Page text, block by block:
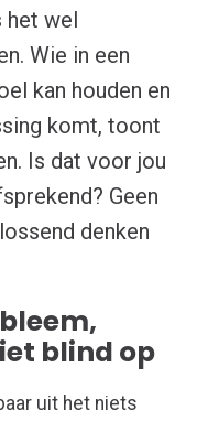
het wel
Wie in een
kan houden en
komt, toont
Is dat voor jou
Geen
denken
blind op
uit het niets